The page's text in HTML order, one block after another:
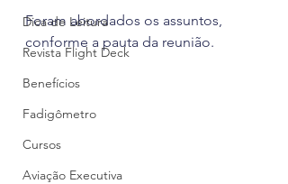
Dica de Leitura
Revista Flight Deck
Benefícios
Fadigômetro
Cursos
Aviação Executiva
Foram abordados os assuntos,
conforme a pauta da reunião.